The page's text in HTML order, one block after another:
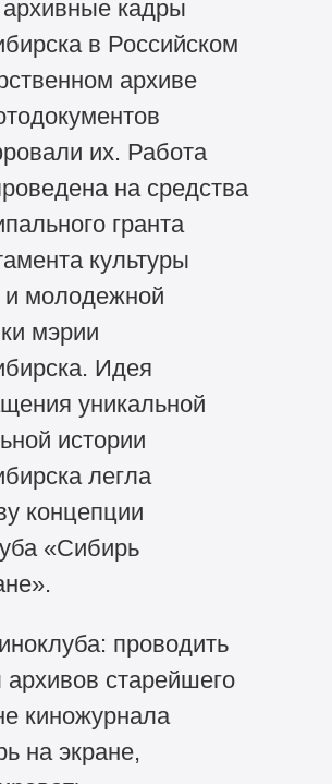
кадры
в Российском
архиве
их. Работа
на средства
гранта
культуры
и молодежной
мэрии
Идея
уникальной
истории
легла
концепции
«Сибирь
проводить
архивов старейшего
киножурнала
на экране,